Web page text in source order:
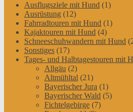
Ausflugsziele mit Hund (1)
Ausrüstung (12)
Fahrradtouren mit Hund (1)
Kajaktouren mit Hund (4)
Schneeschuhwandern mit Hund
Sonstiges (17)
Tages- und Halbtagestouren mit
Allgäu (2)
Altmühltal (21)
Bayerischer Jura (1)
Bayerischer Wald (5)
Fichtelgebirge (7)